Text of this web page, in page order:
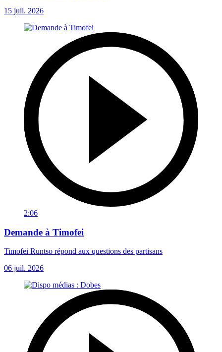
15 juil. 2026
2:06
Demande à Timofei
Timofei Runtso répond aux questions des partisans
06 juil. 2026